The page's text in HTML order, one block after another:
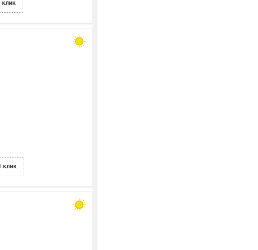
клик
клик